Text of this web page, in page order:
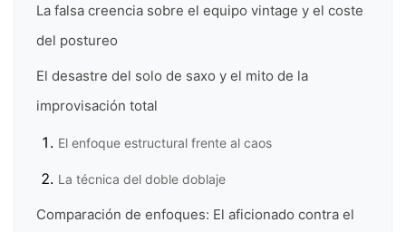
La falsa creencia sobre el equipo vintage y el coste
del postureo
El desastre del solo de saxo y el mito de la
improvisación total
El enfoque estructural frente al caos
La técnica del doble doblaje
Comparación de enfoques: El aficionado contra el